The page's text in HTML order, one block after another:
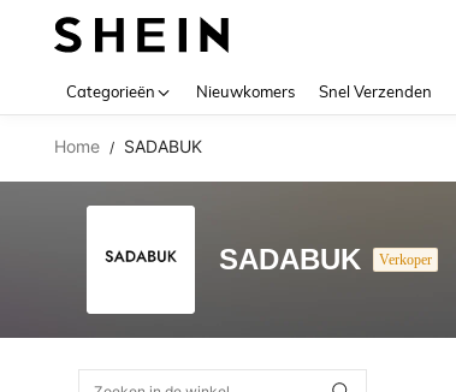
Categorieën Nieuwkomers Snel Verzenden
Home / SADABUK
SADABUK Verkoper